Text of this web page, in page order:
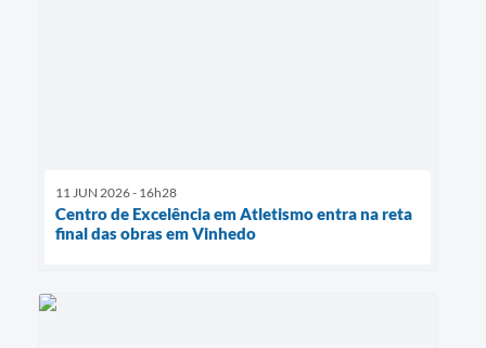
11 JUN 2026 - 16h28
Centro de Excelência em Atletismo entra na reta
final das obras em Vinhedo